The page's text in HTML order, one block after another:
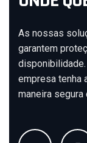
As nossas
garantem
empresa tenha
maneira segura